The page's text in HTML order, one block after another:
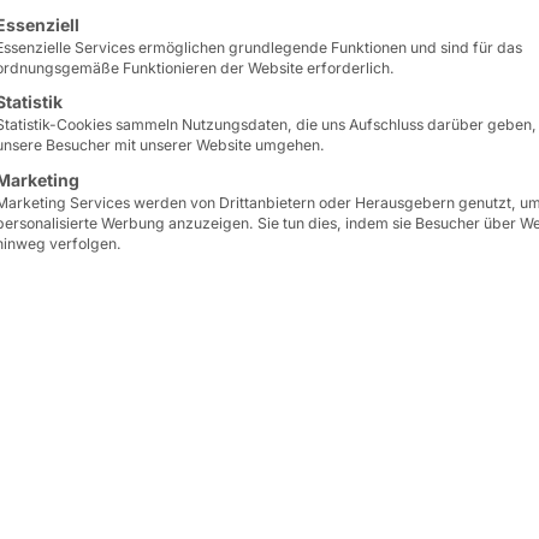
an die klassischen Endverbraucher-Szenarien
die
für Innen- und Außenbereiche
Lagerpersonal zahlreiche
Im Gegenzug erhält er über das Display
eine Liste der Service-Gruppen, für die eine
Services ermöglichen grundlegende Funktionen und sind für das
Funktionieren der Website erforderlich.
Cookies sammeln Nutzungsdaten, die uns Aufschluss darüber
Besucher mit unserer Website umgehen.
Services werden von Drittanbietern oder Herausgebern genutzt, um
Werbung anzuzeigen. Sie tun dies, indem sie Besucher über
verfolgen.